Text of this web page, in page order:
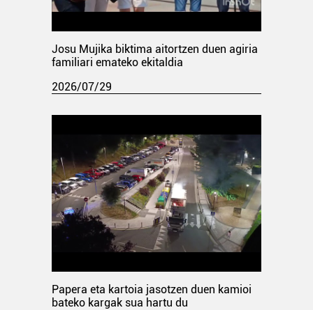
Josu Mujika biktima aitortzen duen agiria
familiari emateko ekitaldia
2026/07/29
Papera eta kartoia jasotzen duen kamioi
bateko kargak sua hartu du